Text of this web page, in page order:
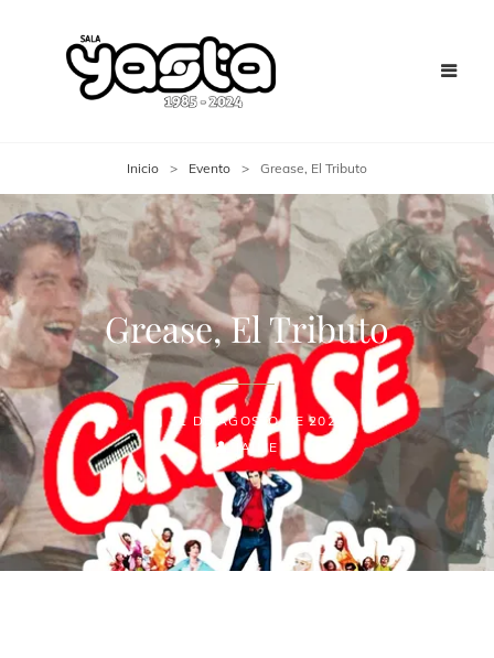
Inicio > Evento > Grease, El Tributo
Grease, El Tributo
31 DE AGOSTO DE 2024
JAIME